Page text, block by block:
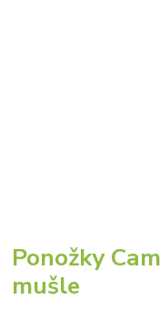
Ponožky
mušle